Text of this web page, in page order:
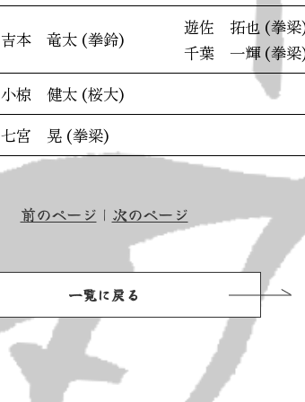
吉本 竜太 (拳鈴)
遊佐 拓也 (拳梁
千葉 一輝 (拳梁
小椋 健太 (桜大)
七宮 晃 (拳梁)
前のページ ｜ 次のページ
一覧に戻る